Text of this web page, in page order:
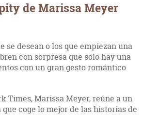
de Marissa Meyer
se desean o los que empiezan una
con sorpresa que solo hay una
con un gran gesto romántico
Times, Marissa Meyer, reúne a un
coge lo mejor de las historias de